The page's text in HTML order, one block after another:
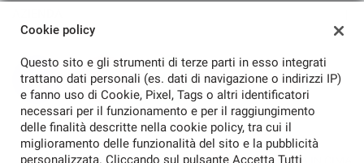
Contatti
Cookie policy
Questo sito e gli strumenti di terze parti in esso integrati
trattano dati personali (es. dati di navigazione o indirizzi IP)
e fanno uso di Cookie, Pixel, Tags o altri identificatori
necessari per il funzionamento e per il raggiungimento
delle finalità descritte nella cookie policy, tra cui il
miglioramento delle funzionalità del sito e la pubblicità
personalizzata. Cliccando sul pulsante Accetta Tutti